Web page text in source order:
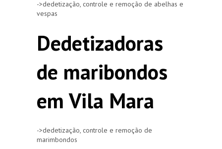
->dedetização, controle e remoção de abelhas e
vespas
Dedetizadoras
de maribondos
em Vila Mara
->dedetização, controle e remoção de
marimbondos